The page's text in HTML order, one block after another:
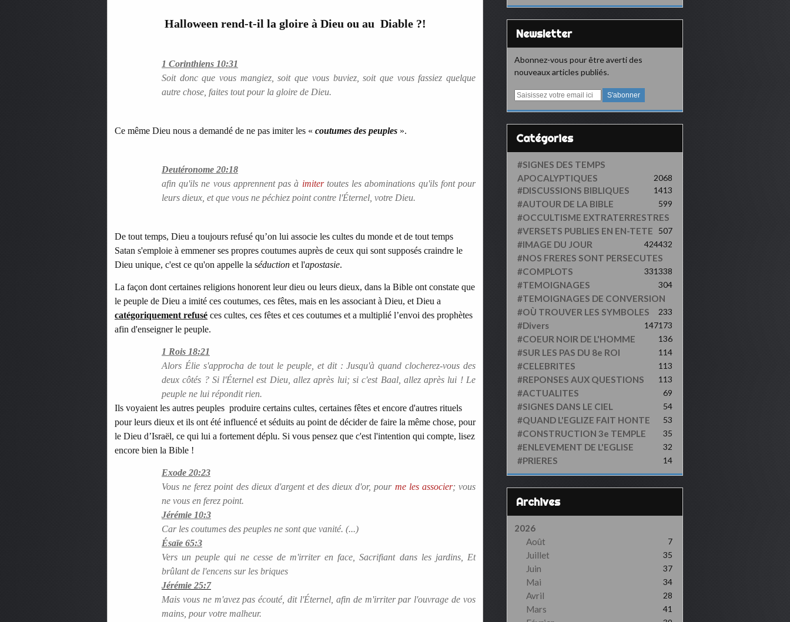
Halloween rend-t-il la gloire à Dieu ou au Diable ?!
1 Corinthiens 10:31
Soit donc que vous mangiez, soit que vous buviez, soit que vous fassiez quelque
autre chose, faites tout pour la gloire de Dieu.
Ce même Dieu nous a demandé de ne pas imiter les « coutumes des peuples ».
Deutéronome 20:18
afin qu'ils ne vous apprennent pas à imitertoutes les abominations qu'ils font pour
leurs dieux, et que vous ne péchiez point contre l'Éternel, votre Dieu.
De tout temps, Dieu a toujours refusé qu’on lui associe les cultes du monde et de tout temps
Satan s'emploie à emmener ses propres coutumes auprès de ceux qui sont supposés craindre le
Dieu unique, c'est ce qu'on appelle la séduction et l'apostasie.
La façon dont certaines religions honorent leur dieu ou leurs dieux, dans la Bible ont constate que
le peuple de Dieu a imité ces coutumes, ces fêtes, mais en les associant à Dieu, et Dieu a
catégoriquement refusé ces cultes, ces fêtes et ces coutumes et a multiplié l’envoi des prophètes
afin d'enseigner le peuple.
1 Rois 18:21
Alors Élie s'approcha de tout le peuple, et dit : Jusqu'à quand clocherez-vous des
deux côtés ? Si l'Éternel est Dieu, allez après lui; si c'est Baal, allez après lui ! Le
peuple ne lui répondit rien.
Ils voyaient les autres peuples produire certains cultes, certaines fêtes et encore d'autres rituels
pour leurs dieux et ils ont été influencé et séduits au point de décider de faire la même chose, pour
le Dieu d’Israël, ce qui lui a fortement déplu. Si vous pensez que c'est l'intention qui compte, lisez
encore bien la Bible !
Exode 20:23
Vous ne ferez point des dieux d'argent et des dieux d'or, pour me les associer; vous
ne vous en ferez point.
Jérémie 10:3
Car les coutumes des peuples ne sont que vanité. (...)
Ésaïe 65:3
Vers un peuple qui ne cesse de m'irriter en face, Sacrifiant dans les jardins, Et
brûlant de l'encens sur les briques
Jérémie 25:7
Mais vous ne m'avez pas écouté, dit l'Éternel, afin de m'irriter par l'ouvrage de vos
mains, pour votre malheur.
Newsletter
Abonnez-vous pour être averti des
nouveaux articles publiés.
E
a
i
Catégories
#SIGNES DES TEMPS
APOCALYPTIQUES 2068
#DISCUSSIONS BIBLIQUES 1413
#AUTOUR DE LA BIBLE 599
#OCCULTISME EXTRATERRESTRES
507
#VERSETS PUBLIES EN EN-TETE
432
#IMAGE DU JOUR 424
#NOS FRERES SONT PERSECUTES
338
#COMPLOTS 331
#TEMOIGNAGES 304
#TEMOIGNAGES DE CONVERSION
233
#OÙ TROUVER LES SYMBOLES
173
#Divers 147
#COEUR NOIR DE L'HOMME 136
#SUR LES PAS DU 8e ROI 114
#CELEBRITES 113
#REPONSES AUX QUESTIONS 113
#ACTUALITES 69
#SIGNES DANS LE CIEL 54
#QUAND L'EGLIZE FAIT HONTE 53
#CONSTRUCTION 3e TEMPLE 35
#ENLEVEMENT DE L'EGLISE 32
#PRIERES 14
Archives
2026
Août
7
Juillet 35
Juin 37
Mai 34
Avril 28
Mars 41